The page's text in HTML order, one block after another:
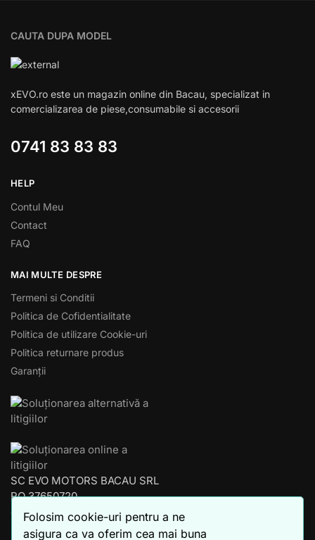
Folosim cookie-uri pentru a ne
asigura ca va oferim cea mai buna
CAUTA DUPA MODEL
xEVO.ro este un magazin online din Bacau, specializat in
comercializarea de piese,consumabile si accesorii
0741 83 83 83
HELP
Contul Meu
Contact
FAQ
MAI MULTE DESPRE
Termeni si Conditii
Politica de Cofidentialitate
Politica de utilizare Cookie-uri
Politica returnare produs
Garanții
SC EVO MOTORS BACAU SRL
RO 37650720
J04/853/2017
BACAU – ROMANIA